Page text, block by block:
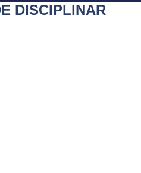
DISCIPLINAR